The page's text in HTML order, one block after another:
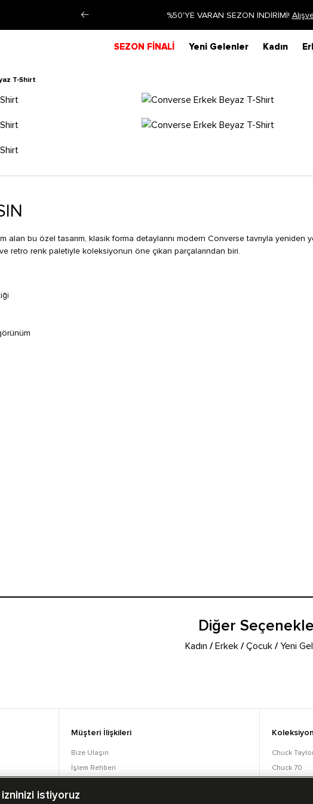
Siparişin 1-3 iş günü içerisinde
SEZON FİNALİ Yeni Gelenler Kadın
T-Shirt
alan bu özel tasarım, klasik forma detaylarını modern Converse tavrıyla yeniden
ve retro renk paletiyle koleksiyonun öne çıkan parçalarından biri.
Diğer
Kadın /Erkek /Çocuk /Yeni
Müşteri İlişkileri
Bize Ulaşın
İşlem Rehberi
Converse Coins
Koleksiyon
Chuck
Chuck 70
istiyoruz